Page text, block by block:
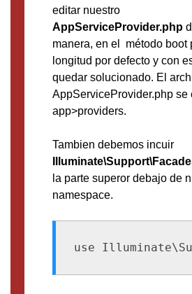
editar nuestro
AppServiceProvider.php
manera, en el método boot
longitud por defecto y con
quedar solucionado. El
AppServiceProvider.php se
app>providers.
Tambien debemos incuir
la parte superor debajo de
namespace.
use